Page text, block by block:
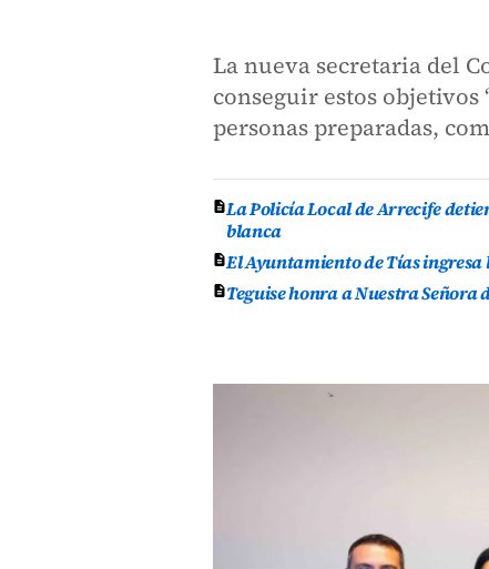
La nueva secretaria del
conseguir estos
personas preparadas,
La Policía Local de Arrecife
blanca
El Ayuntamiento de Tías
Teguise honra a Nuestra